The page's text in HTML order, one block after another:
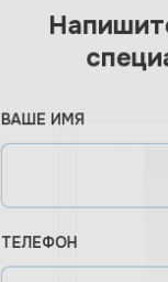
ВАШЕ ИМЯ
ТЕЛЕФОН